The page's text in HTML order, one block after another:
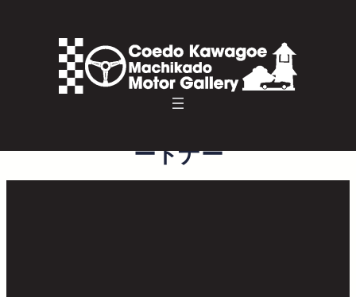
小江戸川越まちかどモータ
ートナー